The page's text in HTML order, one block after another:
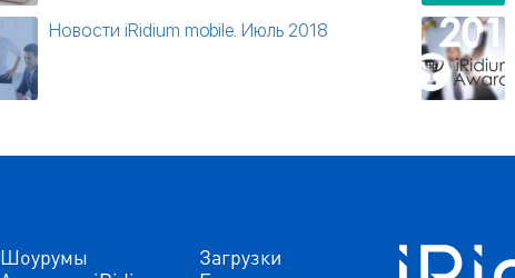
Новости iRidium mobile. Июль 2018
Шоурумы
Загрузки